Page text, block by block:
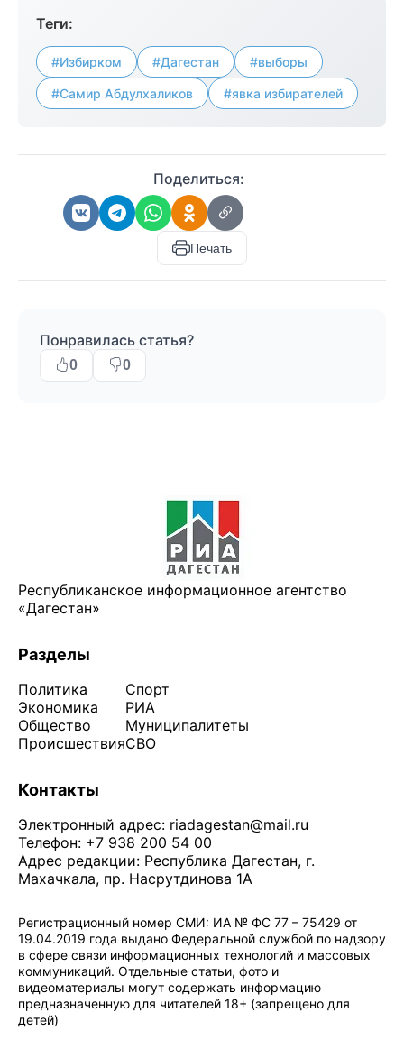
Теги:
#Избирком #Дагестан #выборы
#Самир Абдулхаликов #явка избирателей
Поделиться:
Печать
Понравилась статья?
0 0
Республиканское информационное агентство
«Дагестан»
Разделы
Политика
Экономика
Общество
Происшествия
Спорт
РИА
Муниципалитеты
СВО
Контакты
Электронный адрес: riadagestan@mail.ru
Телефон: +7 938 200 54 00
Адрес редакции: Республика Дагестан, г.
Махачкала, пр. Насрутдинова 1А
Регистрационный номер СМИ: ИА № ФС 77 – 75429 от
19.04.2019 года выдано Федеральной службой по надзору
в сфере связи информационных технологий и массовых
коммуникаций. Отдельные статьи, фото и
видеоматериалы могут содержать информацию
предназначенную для читателей 18+ (запрещено для
детей)